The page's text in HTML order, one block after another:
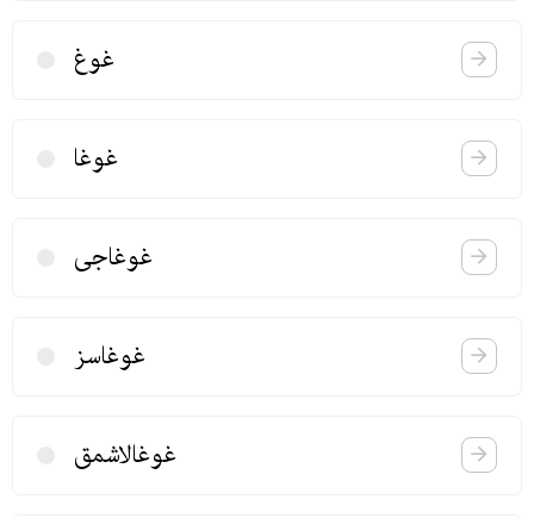
غوغ
غوغا
غوغاجی
غوغاسز
غوغالاشمق